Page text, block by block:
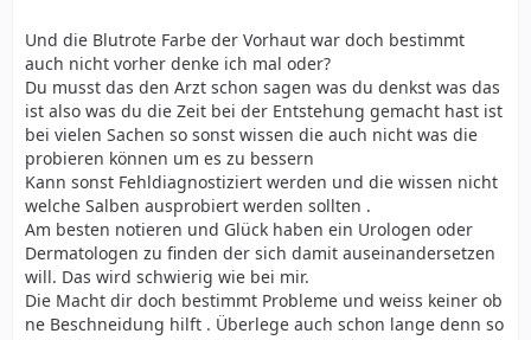
Und die Blutrote Farbe der Vorhaut war doch bestimmt
auch nicht vorher denke ich mal oder?
Du musst das den Arzt schon sagen was du denkst was das
ist also was du die Zeit bei der Entstehung gemacht hast ist
bei vielen Sachen so sonst wissen die auch nicht was die
probieren können um es zu bessern
Kann sonst Fehldiagnostiziert werden und die wissen nicht
welche Salben ausprobiert werden sollten .
Am besten notieren und Glück haben ein Urologen oder
Dermatologen zu finden der sich damit auseinandersetzen
will. Das wird schwierig wie bei mir.
Die Macht dir doch bestimmt Probleme und weiss keiner ob
ne Beschneidung hilft . Überlege auch schon lange denn so